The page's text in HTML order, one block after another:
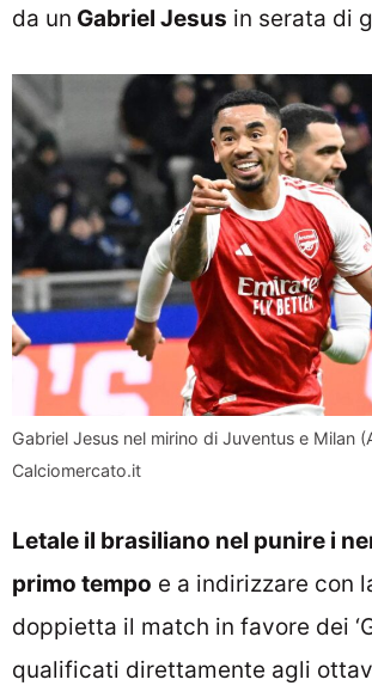
da un Gabriel Jesus in serata di
Gabriel Jesus nel mirino di Juventus e Milan
Calciomercato.it
Letale il brasiliano nel punire i
primo tempo e a indirizzare con
doppietta il match in favore dei
qualificati direttamente agli